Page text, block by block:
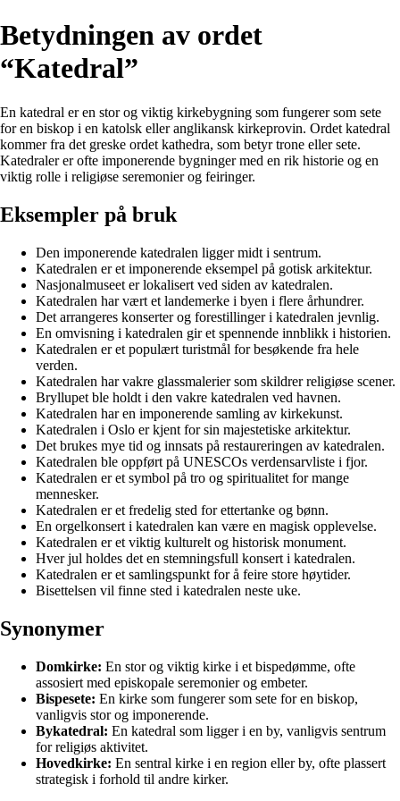
Betydningen av ordet
“Katedral”
En katedral er en stor og viktig kirkebygning som fungerer som sete
for en biskop i en katolsk eller anglikansk kirkeprovin. Ordet katedral
kommer fra det greske ordet kathedra, som betyr trone eller sete.
Katedraler er ofte imponerende bygninger med en rik historie og en
viktig rolle i religiøse seremonier og feiringer.
Eksempler på bruk
Den imponerende katedralen ligger midt i sentrum.
Katedralen er et imponerende eksempel på gotisk arkitektur.
Nasjonalmuseet er lokalisert ved siden av katedralen.
Katedralen har vært et landemerke i byen i flere århundrer.
Det arrangeres konserter og forestillinger i katedralen jevnlig.
En omvisning i katedralen gir et spennende innblikk i historien.
Katedralen er et populært turistmål for besøkende fra hele
verden.
Katedralen har vakre glassmalerier som skildrer religiøse scener.
Bryllupet ble holdt i den vakre katedralen ved havnen.
Katedralen har en imponerende samling av kirkekunst.
Katedralen i Oslo er kjent for sin majestetiske arkitektur.
Det brukes mye tid og innsats på restaureringen av katedralen.
Katedralen ble oppført på UNESCOs verdensarvliste i fjor.
Katedralen er et symbol på tro og spiritualitet for mange
mennesker.
Katedralen er et fredelig sted for ettertanke og bønn.
En orgelkonsert i katedralen kan være en magisk opplevelse.
Katedralen er et viktig kulturelt og historisk monument.
Hver jul holdes det en stemningsfull konsert i katedralen.
Katedralen er et samlingspunkt for å feire store høytider.
Bisettelsen vil finne sted i katedralen neste uke.
Synonymer
Domkirke: En stor og viktig kirke i et bispedømme, ofte
assosiert med episkopale seremonier og embeter.
Bispesete: En kirke som fungerer som sete for en biskop,
vanligvis stor og imponerende.
Bykatedral: En katedral som ligger i en by, vanligvis sentrum
for religiøs aktivitet.
Hovedkirke: En sentral kirke i en region eller by, ofte plassert
strategisk i forhold til andre kirker.